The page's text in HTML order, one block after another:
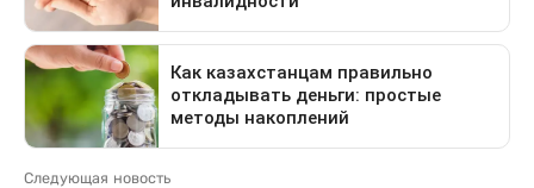
Следующая новость